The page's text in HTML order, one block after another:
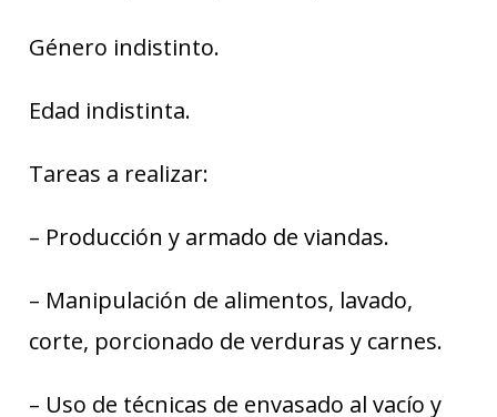
Género indistinto.
Edad indistinta.
Tareas a realizar:
– Producción y armado de viandas.
– Manipulación de alimentos, lavado,
corte, porcionado de verduras y carnes.
– Uso de técnicas de envasado al vacío y